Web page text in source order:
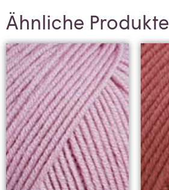
Ähnliche Produkte